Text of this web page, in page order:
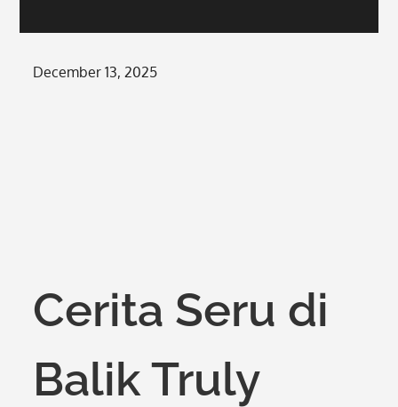
Posted
December 13, 2025
Cerita Seru di
Balik Truly